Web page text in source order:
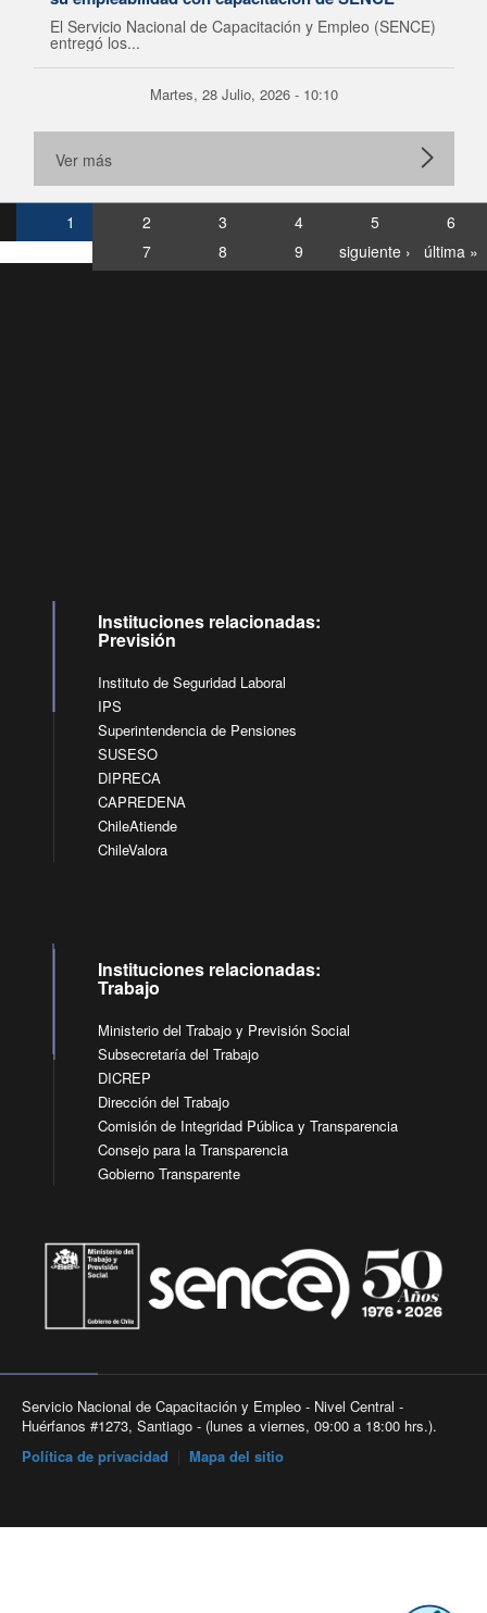
El Servicio Nacional de Capacitación y Empleo (SENCE)
entregó los...
Martes, 28 Julio, 2026 - 10:10
Ver más
1 2 3 4 5
6
7
8 9 siguiente › última »
Instituciones relacionadas:
Previsión
Instituto de Seguridad Laboral
IPS
Superintendencia de Pensiones
SUSESO
DIPRECA
CAPREDENA
ChileAtiende
ChileValora
Instituciones relacionadas:
Trabajo
Ministerio del Trabajo y Previsión Social
Subsecretaría del Trabajo
DICREP
Dirección del Trabajo
Comisión de Integridad Pública y Transparencia
Consejo para la Transparencia
Gobierno Transparente
Servicio Nacional de Capacitación y Empleo - Nivel Central -
Huérfanos #1273, Santiago - (lunes a viernes, 09:00 a 18:00 hrs.).
Política de privacidad
Mapa del sitio